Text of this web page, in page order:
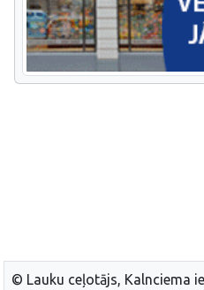
© Lauku ceļotājs, Kalnciema